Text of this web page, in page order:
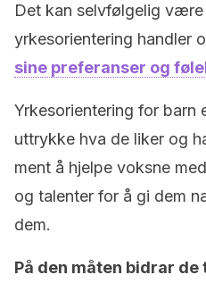
Det kan selvfølgelig
yrkesorientering handler
sine preferanser og
Yrkesorientering for barn
uttrykke hva de liker og
ment å hjelpe voksne
og talenter for å gi dem
dem.
På den måten bidrar